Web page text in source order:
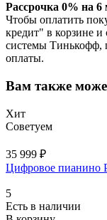
Рассрочка 0% на 6
Чтобы оплатить
кредит" в корзине и
системы Тинькофф,
оплаты.
Вам также
Хит
Советуем
35 999 ₽
Цифровое пианино
5
Есть в наличии